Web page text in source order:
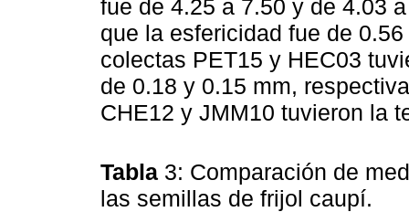
fue de 4.25 a 7.50 y de 4.03
que la esfericidad fue de
colectas PET15 y HEC03
de 0.18 y 0.15 mm,
CHE12 y JMM10 tuvieron la
Tabla 3: Comparación de
las semillas de frijol caupí.